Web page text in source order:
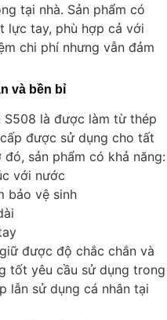
tại nhà. Sản phẩm có
lực tay, phù hợp cả với
chi phí nhưng vẫn đảm
và bền bỉ
S508 là được làm từ thép
được sử dụng cho tất
sản phẩm có khả năng:
với nước
bảo vệ sinh
được độ chắc chắn và
tốt yêu cầu sử dụng trong
lẫn sử dụng cá nhân tại